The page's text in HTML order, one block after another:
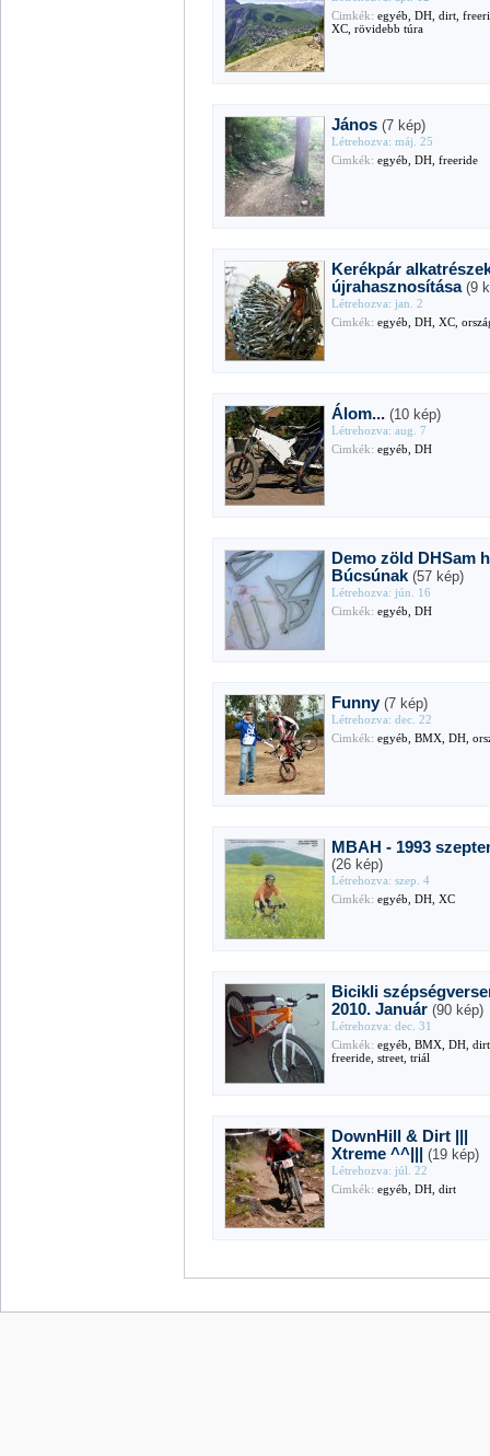
Cimkék: egyéb, DH, dirt,
XC, rövidebb túra
János (7 kép)
Létrehozva: máj. 25
Cimkék: egyéb, DH, freeride
Kerékpár
újrahasznosítása (9
Létrehozva: jan. 2
Cimkék: egyéb, DH, XC,
Álom... (10 kép)
Létrehozva: aug. 7
Cimkék: egyéb, DH
Demo zöld DHSam
Búcsúnak (57 kép)
Létrehozva: jún. 16
Cimkék: egyéb, DH
Funny (7 kép)
Létrehozva: dec. 22
Cimkék: egyéb, BMX, DH,
MBAH - 1993
(26 kép)
Létrehozva: szep. 4
Cimkék: egyéb, DH, XC
Bicikli
2010. Január (90 kép)
Létrehozva: dec. 31
Cimkék: egyéb, BMX, DH,
freeride, street, triál
DownHill & Dirt |||
Xtreme ^^|||
(19 kép)
Létrehozva: júl. 22
Cimkék: egyéb, DH, dirt